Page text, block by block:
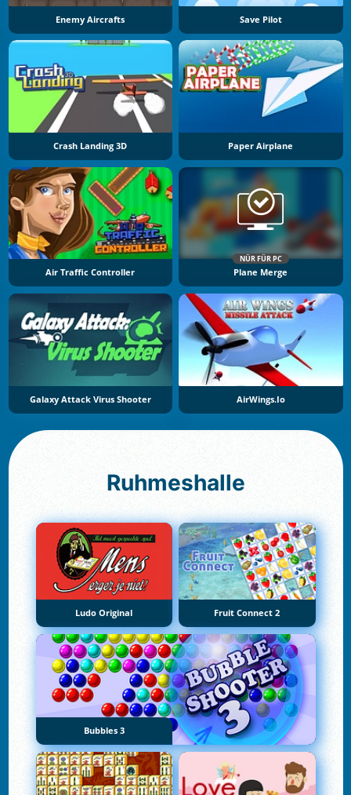
Enemy Aircrafts Save Pilot
Crash Landing 3D Paper Airplane
Air Traffic Controller
NÜR FÜR PC
Plane Merge
Galaxy Attack Virus Shooter AirWings.io
Ruhmeshalle
Ludo Original Fruit Connect 2
Bubbles 3